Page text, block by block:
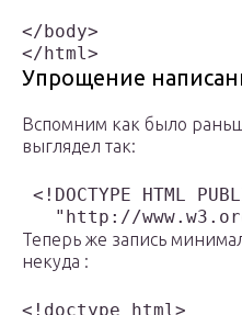
</body>
Упрощение
Вспомним как было
выглядел так:
<!DOCTYPE HTML
Теперь же запись
некуда :